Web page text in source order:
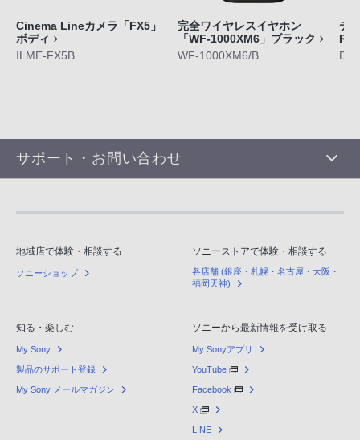
Cinema Lineカメラ「FX5」
ボディ
ILME-FX5B
完全ワイヤレスイヤホン
「WF-1000XM6」ブラック
WF-1000XM6/B
デ
サポート・お問い合わせ
地域店で体験・相談する
ソニーショップ
ソニーストアで体験・相談する
各店舗 (銀座・札幌・名古屋・大阪・
福岡天神)
知る・楽しむ
My Sony
製品のサポート登録
My Sony メールマガジン
ソニーから最新情報を受け取る
My Sonyアプリ
YouTube
Facebook
X
LINE